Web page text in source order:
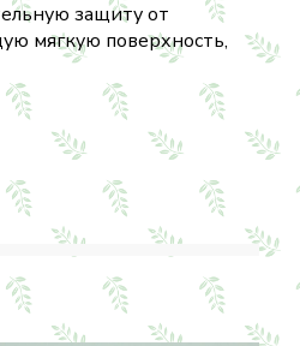
защиту от
мягкую поверхность,